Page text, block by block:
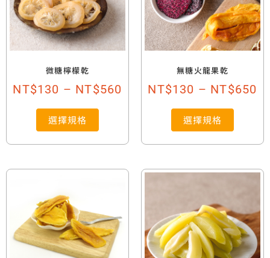
微糖檸檬乾
NT$130 – NT$560
選擇規格
無糖火龍果乾
NT$130 – NT$650
選擇規格